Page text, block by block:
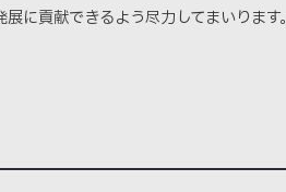
に貢献できるよう尽力してまいります。